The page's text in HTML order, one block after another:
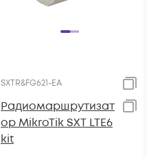
SXTR&FG621-EA
Радиомаршрутизат
ор MikroTik SXT LTE6
kit